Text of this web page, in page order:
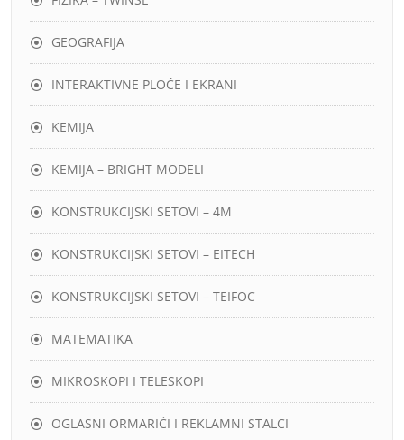
GEOGRAFIJA
INTERAKTIVNE PLOČE I EKRANI
KEMIJA
KEMIJA – BRIGHT MODELI
KONSTRUKCIJSKI SETOVI – 4M
KONSTRUKCIJSKI SETOVI – EITECH
KONSTRUKCIJSKI SETOVI – TEIFOC
MATEMATIKA
MIKROSKOPI I TELESKOPI
OGLASNI ORMARIĆI I REKLAMNI STALCI